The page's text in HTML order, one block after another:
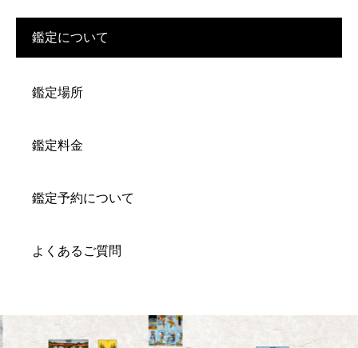
鑑定について
鑑定場所
鑑定料金
鑑定予約について
よくあるご質問